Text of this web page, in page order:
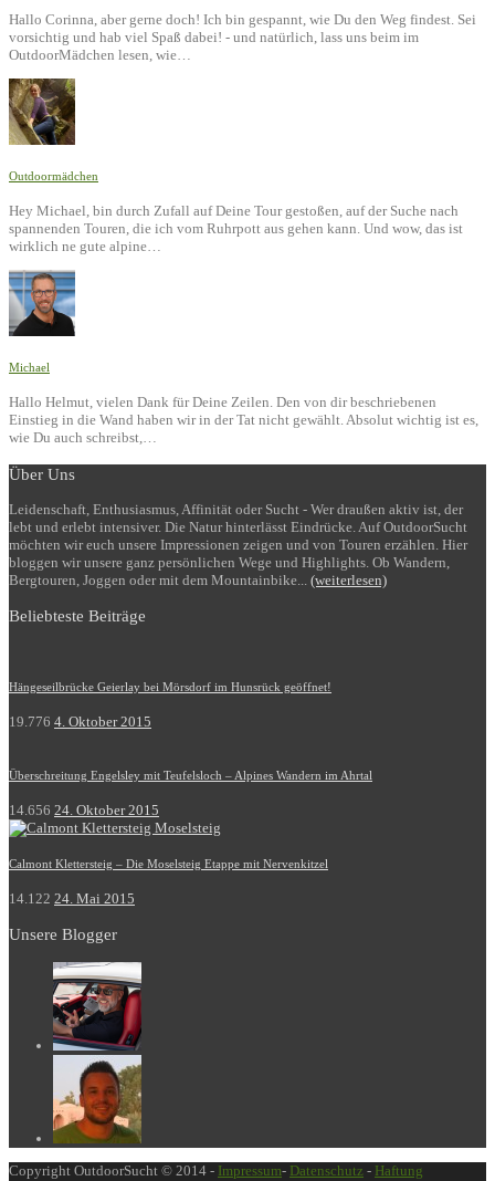
Hallo Corinna, aber gerne doch! Ich bin gespannt, wie Du den Weg findest. Sei
vorsichtig und hab viel Spaß dabei! - und natürlich, lass uns beim im
OutdoorMädchen lesen, wie…
Outdoormädchen
Hey Michael, bin durch Zufall auf Deine Tour gestoßen, auf der Suche nach
spannenden Touren, die ich vom Ruhrpott aus gehen kann. Und wow, das ist
wirklich ne gute alpine…
Michael
Hallo Helmut, vielen Dank für Deine Zeilen. Den von dir beschriebenen
Einstieg in die Wand haben wir in der Tat nicht gewählt. Absolut wichtig ist es,
wie Du auch schreibst,…
Über Uns
Leidenschaft, Enthusiasmus, Affinität oder Sucht - Wer draußen aktiv ist, der
lebt und erlebt intensiver. Die Natur hinterlässt Eindrücke. Auf OutdoorSucht
möchten wir euch unsere Impressionen zeigen und von Touren erzählen. Hier
bloggen wir unsere ganz persönlichen Wege und Highlights. Ob Wandern,
Bergtouren, Joggen oder mit dem Mountainbike... (weiterlesen)
Beliebteste Beiträge
Hängeseilbrücke Geierlay bei Mörsdorf im Hunsrück geöffnet!
19.776 4. Oktober 2015
Überschreitung Engelsley mit Teufelsloch – Alpines Wandern im Ahrtal
14.656 24. Oktober 2015
Calmont Klettersteig – Die Moselsteig Etappe mit Nervenkitzel
14.122 24. Mai 2015
Unsere Blogger
Copyright OutdoorSucht © 2014 - Impressum- Datenschutz - Haftung